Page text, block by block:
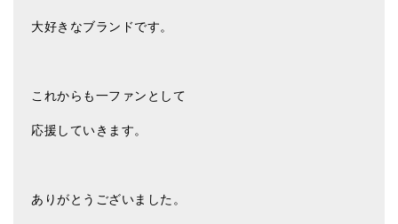
大好きなブランドです。
これからも一ファンとして
応援していきます。
ありがとうございました。